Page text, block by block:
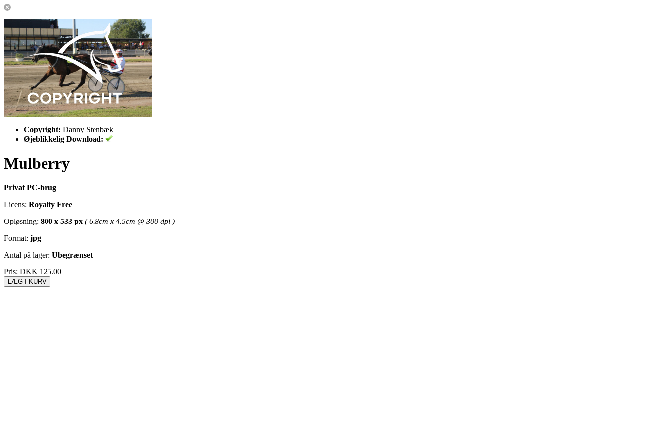
Copyright: Danny Stenbæk
Øjeblikkelig Download:
Mulberry
Privat PC-brug
Licens: Royalty Free
Opløsning: 800 x 533 px ( 6.8cm x 4.5cm @ 300 dpi )
Format: jpg
Antal på lager: Ubegrænset
Pris: DKK 125.00